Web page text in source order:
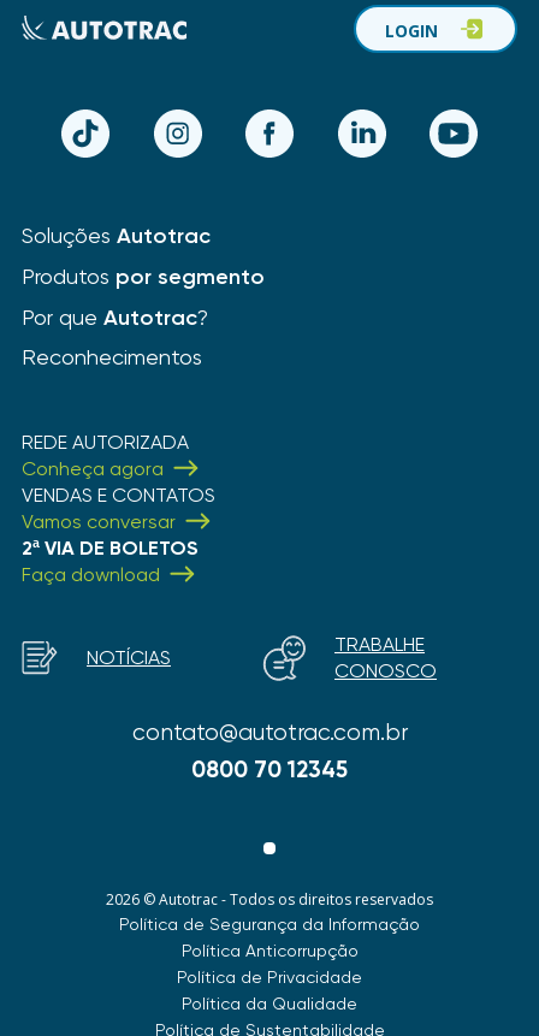
TikTok Instagram Facebook LinkedIn YouTube
LOGIN
Soluções Autotrac
Produtos por segmento
Por que Autotrac?
Reconhecimentos
REDE AUTORIZADA
Conheça agora
VENDAS E CONTATOS
Vamos conversar
2ª VIA DE BOLETOS
Faça download
contato@autotrac.com.br
0800 70 12345
NOTÍCIAS
TRABALHE
CONOSCO
2026 © Autotrac - Todos os direitos reservados
Política de Segurança da Informação
Política Anticorrupção
Política de Privacidade
Política da Qualidade
Política de Sustentabilidade